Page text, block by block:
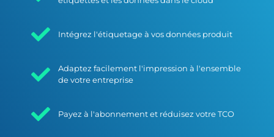
Intégrez l'étiquetage à vos données produit
Adaptez facilement l'impression à l'ensemble
de votre entreprise
Payez à l'abonnement et réduisez votre TCO